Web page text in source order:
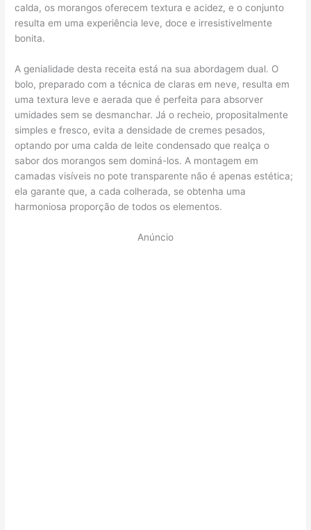
calda, os morangos oferecem textura e acidez, e o conjunto
resulta em uma experiência leve, doce e irresistivelmente
bonita.
A genialidade desta receita está na sua abordagem dual. O
bolo, preparado com a técnica de claras em neve, resulta em
uma textura leve e aerada que é perfeita para absorver
umidades sem se desmanchar. Já o recheio, propositalmente
simples e fresco, evita a densidade de cremes pesados,
optando por uma calda de leite condensado que realça o
sabor dos morangos sem dominá-los. A montagem em
camadas visíveis no pote transparente não é apenas estética;
ela garante que, a cada colherada, se obtenha uma
harmoniosa proporção de todos os elementos.
Anúncio